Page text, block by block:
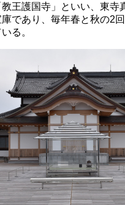
王護国寺」といい、東寺
であり、毎年春と秋の2
る。